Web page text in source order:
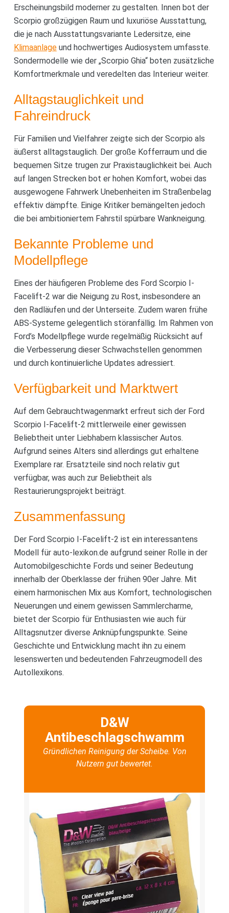
Erscheinungsbild moderner zu gestalten. Innen bot der
Scorpio großzügigen Raum und luxuriöse Ausstattung,
die je nach Ausstattungsvariante Ledersitze, eine
Klimaanlageund hochwertiges Audiosystem umfasste.
Sondermodelle wie der „Scorpio Ghia“ boten zusätzliche
Komfortmerkmale und veredelten das Interieur weiter.
Alltagstauglichkeit und
Fahreindruck
Für Familien und Vielfahrer zeigte sich der Scorpio als
äußerst alltagstauglich. Der große Kofferraum und die
bequemen Sitze trugen zur Praxistauglichkeit bei. Auch
auf langen Strecken bot er hohen Komfort, wobei das
ausgewogene Fahrwerk Unebenheiten im Straßenbelag
effektiv dämpfte. Einige Kritiker bemängelten jedoch
die bei ambitioniertem Fahrstil spürbare Wankneigung.
Bekannte Probleme und
Modellpflege
Eines der häufigeren Probleme des Ford Scorpio I-
Facelift-2 war die Neigung zu Rost, insbesondere an
den Radläufen und der Unterseite. Zudem waren frühe
ABS-Systeme gelegentlich störanfällig. Im Rahmen von
Ford’s Modellpflege wurde regelmäßig Rücksicht auf
die Verbesserung dieser Schwachstellen genommen
und durch kontinuierliche Updates adressiert.
Verfügbarkeit und Marktwert
Auf dem Gebrauchtwagenmarkt erfreut sich der Ford
Scorpio I-Facelift-2 mittlerweile einer gewissen
Beliebtheit unter Liebhabern klassischer Autos.
Aufgrund seines Alters sind allerdings gut erhaltene
Exemplare rar. Ersatzteile sind noch relativ gut
verfügbar, was auch zur Beliebtheit als
Restaurierungsprojekt beiträgt.
Zusammenfassung
Der Ford Scorpio I-Facelift-2 ist ein interessantens
Modell für auto-lexikon.de aufgrund seiner Rolle in der
Automobilgeschichte Fords und seiner Bedeutung
innerhalb der Oberklasse der frühen 90er Jahre. Mit
einem harmonischen Mix aus Komfort, technologischen
Neuerungen und einem gewissen Sammlercharme,
bietet der Scorpio für Enthusiasten wie auch für
Alltagsnutzer diverse Anknüpfungspunkte. Seine
Geschichte und Entwicklung macht ihn zu einem
lesenswerten und bedeutenden Fahrzeugmodell des
Autollexikons.
D&W
Antibeschlagschwamm
Gründlichen Reinigung der Scheibe. Von
Nutzern gut bewertet.